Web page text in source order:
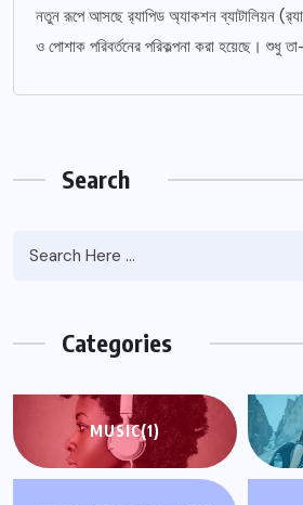
নতুন রূপে আসছে র‌্যাপিড অ্যাকশন ব্যাটালিয়ন
ও পোশাক পরিবর্তনের পরিকল্পনা করা হয়েছে। শুধু
Search
Categories
MUSIC(1)